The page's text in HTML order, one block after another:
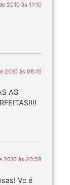
2010 às 11:10
2010 às 08:15
AS
2010 às 20:59
Vc é